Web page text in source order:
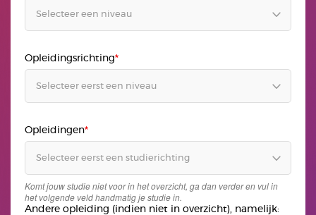
Opleidingsrichting
Opleidingen
Komt jouw studie niet voor in het overzicht, ga dan verder en vul in
het volgende veld handmatig je studie in.
Andere opleiding (indien niet in overzicht), namelijk: